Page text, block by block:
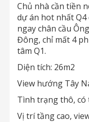
Chủ nhà cần tiền
dự án hot nhất Q4
ngay chân cầu
Đông, chỉ mất 4
tâm Q1.
Diện tích: 26m2
View hướng Tây
Tình trạng thô, có
Vị trí tầng cao,